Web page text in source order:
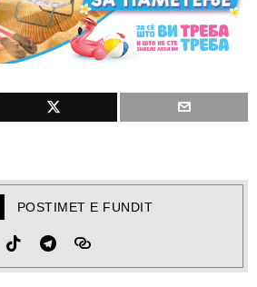
POSTIMET E FUNDIT